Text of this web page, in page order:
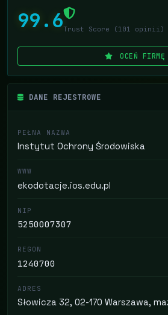
99.6Trust Score (101 opinii)
OCEŃ FIRMĘ
DANE REJESTROWE
PEŁNA NAZWA
Instytut Ochrony Środowiska
WWW
ekodotacje.ios.edu.pl
NIP
5250007307
REGON
1240700
ADRES
Słowicza 32, 02-170 Warszawa,